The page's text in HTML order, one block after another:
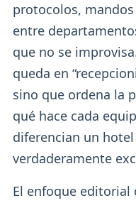
protocolos,
entre
que no se
queda en
sino que ordena la
qué hace cada
diferencian un
verdaderamente
El enfoque editorial